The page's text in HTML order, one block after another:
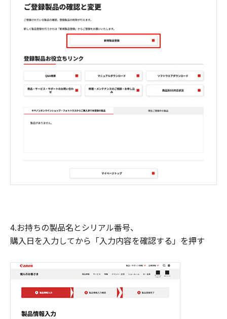
4.お持ちの製品名とシリアル番号、
購入日を入力してから「入力内容を確認する」を押す